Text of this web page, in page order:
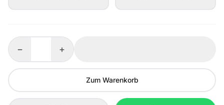
− +
Zum Warenkorb